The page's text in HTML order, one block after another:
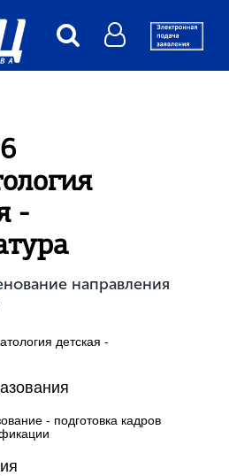
-
направления
детская -
- подготовка кадров